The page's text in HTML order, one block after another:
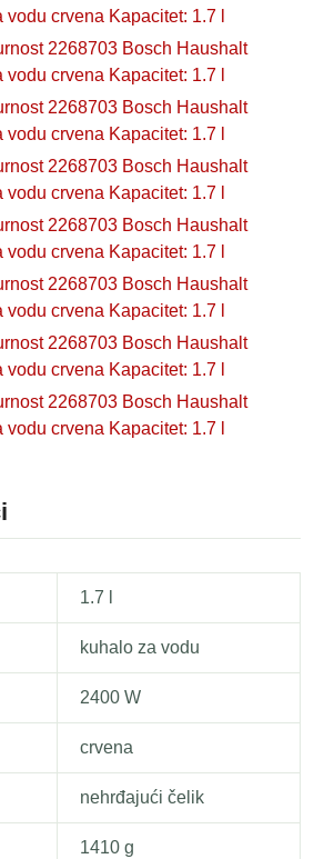
crvena Kapacitet: 1.7 l
2268703 Bosch Haushalt
crvena Kapacitet: 1.7 l
2268703 Bosch Haushalt
crvena Kapacitet: 1.7 l
2268703 Bosch Haushalt
crvena Kapacitet: 1.7 l
2268703 Bosch Haushalt
crvena Kapacitet: 1.7 l
2268703 Bosch Haushalt
crvena Kapacitet: 1.7 l
2268703 Bosch Haushalt
crvena Kapacitet: 1.7 l
2268703 Bosch Haushalt
crvena Kapacitet: 1.7 l
1.7 l
kuhalo za vodu
2400 W
crvena
nehrđajući čelik
1410 g